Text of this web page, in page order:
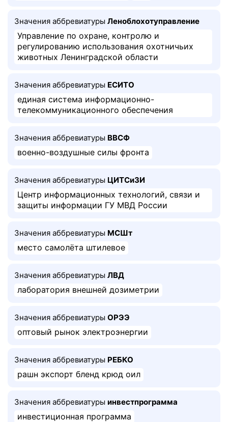
Значения аббревиатуры Леноблохотуправление
Управление по охране, контролю и
регулированию использования охотничьих
животных Ленинградской области
Значения аббревиатуры ЕСИТО
единая система информационно-
телекоммуникационного обеспечения
Значения аббревиатуры ВВСФ
военно-воздушные силы фронта
Значения аббревиатуры ЦИТСиЗИ
Центр информационных технологий, связи и
защиты информации ГУ МВД России
Значения аббревиатуры МСШт
место самолёта штилевое
Значения аббревиатуры ЛВД
лаборатория внешней дозиметрии
Значения аббревиатуры ОРЭЭ
оптовый рынок электроэнергии
Значения аббревиатуры РЕБКО
рашн экспорт бленд крюд оил
Значения аббревиатуры инвестпрограмма
инвестиционная программа